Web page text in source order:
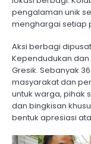
pengalaman unik
menghargai setiap
Aksi berbagi
Kependudukan
Gresik. Sebanyak
masyarakat dan
untuk warga, pihak
dan bingkisan
bentuk apresiasi